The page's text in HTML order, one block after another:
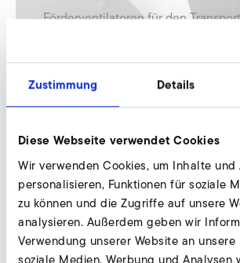
Zustimmung Details
Diese Webseite verwendet Cookies
Wir verwenden Cookies, um Inhalte und
personalisieren, Funktionen für soziale
zu können und die Zugriffe auf unsere
analysieren. Außerdem geben wir
Verwendung unserer Website an
Förderventilatoren für den
mehr erfahren
Axialventilatoren
Axialventilatoren für hohe
Verbindung mit geringen Drücken